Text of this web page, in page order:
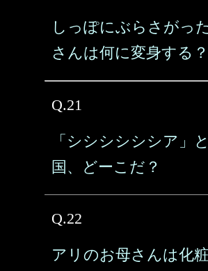
しっぽにぶらさがっ
さんは何に変身する？
Q.21
「シシシシシシア」
国、どーこだ？
Q.22
アリのお母さんは化